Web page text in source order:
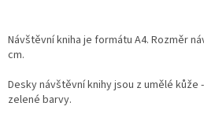
Návštěvní kniha je formátu A4. Rozměr
cm.
Desky návštěvní knihy jsou z umělé
zelené barvy.